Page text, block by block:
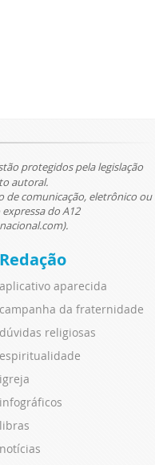
protegidos pela legislação
autoral.
comunicação, eletrônico ou
do A12
Redação
aplicativo aparecida
campanha da fraternidade
dúvidas religiosas
espiritualidade
igreja
infográficos
libras
notícias